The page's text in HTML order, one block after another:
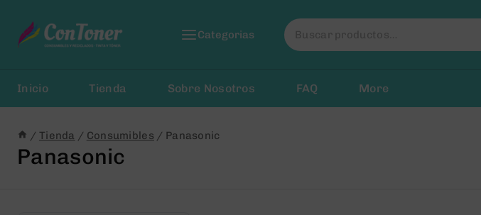
Contenido
Categorias
Buscar
por:
Inicio Tienda Sobre Nosotros FAQ More
/ Tienda / Consumibles / Panasonic
Panasonic